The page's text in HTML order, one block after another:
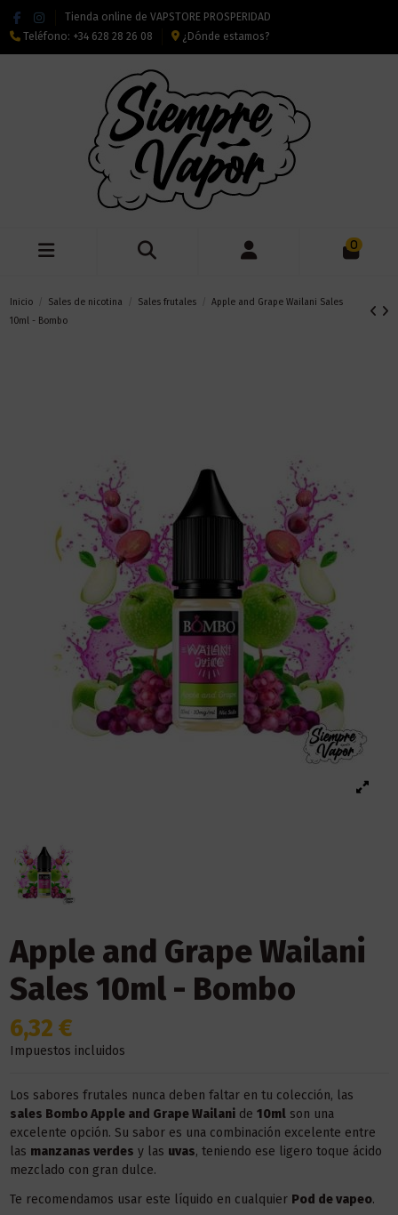
Tienda online de VAPSTORE PROSPERIDAD
Teléfono: +34 628 28 26 08 ¿Dónde estamos?
0
Inicio Sales de nicotina Sales frutales
Apple and Grape Wailani Sales
10ml - Bombo
Apple and Grape Wailani
Sales 10ml - Bombo
6,32 €
Impuestos incluidos
Los sabores frutales nunca deben faltar en tu colección, las
sales Bombo Apple and Grape Wailanide 10mlson una
excelente opción. Su sabor es una combinación excelente entre
las manzanas verdes y las uvas, teniendo ese ligero toque ácido
mezclado con gran dulce.
Te recomendamos usar este líquido en cualquier Pod de vapeo.